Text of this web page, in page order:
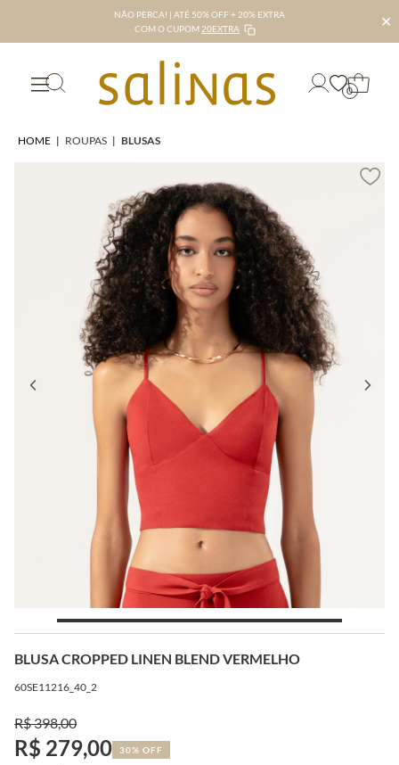
NÃO PERCA! | ATÉ 50% OFF + 20% EXTRA
COM O CUPOM 20EXTRA ✕
0
HOME | ROUPAS | BLUSAS
BLUSA CROPPED LINEN BLEND VERMELHO
60SE11216_40_2
R$ 398,00
R$ 279,00 30% OFF